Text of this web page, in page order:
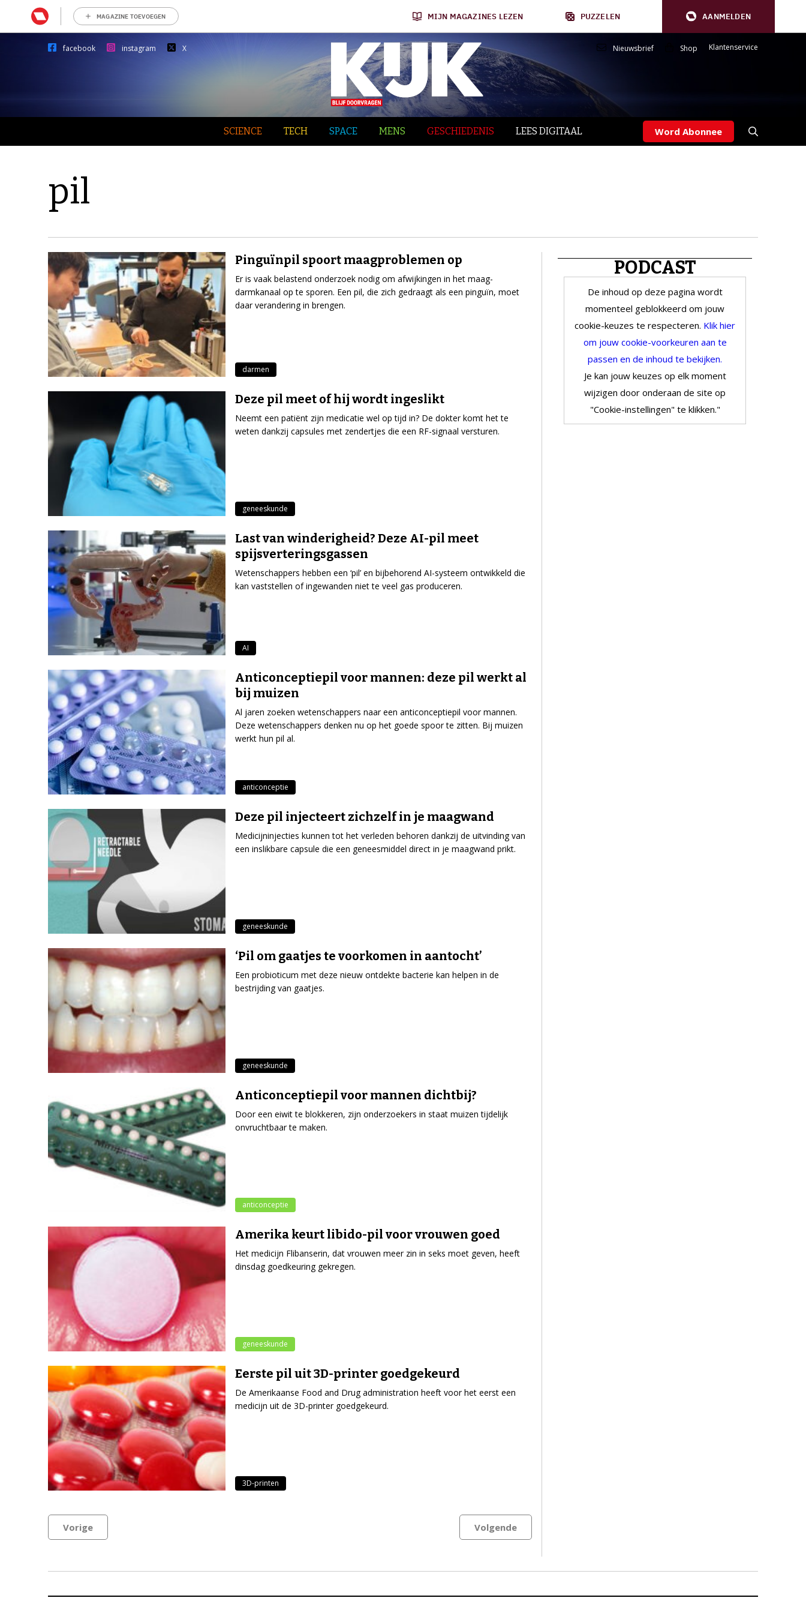
MAGAZINE TOEVOEGEN MIJN MAGAZINES LEZEN PUZZELEN AANMELDEN
facebook instagram X Nieuwsbrief Shop Klantenservice
SCIENCE TECH SPACE MENS GESCHIEDENIS LEES DIGITAAL Word Abonnee
pil
Pinguïnpil spoort maagproblemen op
Er is vaak belastend onderzoek nodig om afwijkingen in het maag-
darmkanaal op te sporen. Een pil, die zich gedraagt als een pinguïn, moet
daar verandering in brengen.
darmen
Deze pil meet of hij wordt ingeslikt
Neemt een patiënt zijn medicatie wel op tijd in? De dokter komt het te
weten dankzij capsules met zendertjes die een RF-signaal versturen.
geneeskunde
Last van winderigheid? Deze AI-pil meet
spijsverteringsgassen
Wetenschappers hebben een ‘pil’ en bijbehorend AI-systeem ontwikkeld die
kan vaststellen of ingewanden niet te veel gas produceren.
AI
Anticonceptiepil voor mannen: deze pil werkt al
bij muizen
Al jaren zoeken wetenschappers naar een anticonceptiepil voor mannen.
Deze wetenschappers denken nu op het goede spoor te zitten. Bij muizen
werkt hun pil al.
anticonceptie
Deze pil injecteert zichzelf in je maagwand
Medicijninjecties kunnen tot het verleden behoren dankzij de uitvinding van
een inslikbare capsule die een geneesmiddel direct in je maagwand prikt.
geneeskunde
‘Pil om gaatjes te voorkomen in aantocht’
Een probioticum met deze nieuw ontdekte bacterie kan helpen in de
bestrijding van gaatjes.
geneeskunde
Anticonceptiepil voor mannen dichtbij?
Door een eiwit te blokkeren, zijn onderzoekers in staat muizen tijdelijk
onvruchtbaar te maken.
anticonceptie
Amerika keurt libido-pil voor vrouwen goed
Het medicijn Flibanserin, dat vrouwen meer zin in seks moet geven, heeft
dinsdag goedkeuring gekregen.
geneeskunde
Eerste pil uit 3D-printer goedgekeurd
De Amerikaanse Food and Drug administration heeft voor het eerst een
medicijn uit de 3D-printer goedgekeurd.
3D-printen
Vorige Volgende
PODCAST
De inhoud op deze pagina wordt
momenteel geblokkeerd om jouw
cookie-keuzes te respecteren. Klik hier
om jouw cookie-voorkeuren aan te
passen en de inhoud te bekijken.
Je kan jouw keuzes op elk moment
wijzigen door onderaan de site op
"Cookie-instellingen" te klikken."